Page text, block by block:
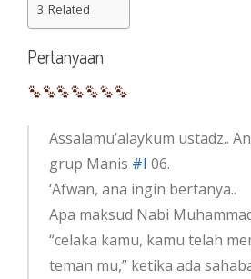
Related
Pertanyaan
Assalamu’alaykum ustadz..
grup Manis #I 06.
‘Afwan, ana ingin bertanya..
Apa maksud Nabi
“celaka kamu, kamu telah
teman mu,” ketika ada